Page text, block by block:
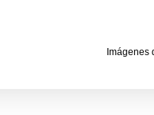
Imágenes